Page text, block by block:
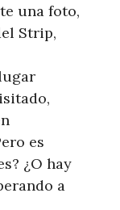
una foto,
Strip,
es
¿O hay
a